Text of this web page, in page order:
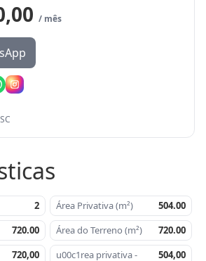
/ mês
2 Área Privativa (m²)
504.00
720.00 Área do Terreno (m²)
720.00
720,00
u00c1rea privativa -
504,00